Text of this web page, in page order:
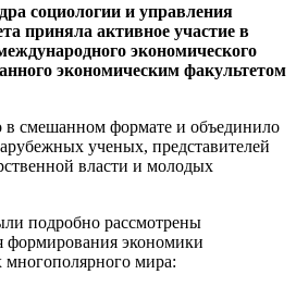
социологии и управления
приняла активное участие в
экономического
экономическим факультетом
в смешанном формате и объединило
ученых, представителей
власти и молодых
подробно рассмотрены
формирования экономики
многополярного мира: